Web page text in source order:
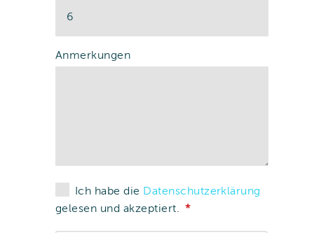
Anmerkungen
Ich habe die Datenschutzerklärung
gelesen und akzeptiert.